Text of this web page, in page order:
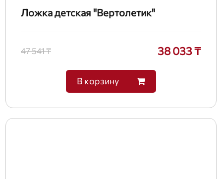
Ложка детская "Вертолетик"
47 541 ₸ 38 033 ₸
В корзину